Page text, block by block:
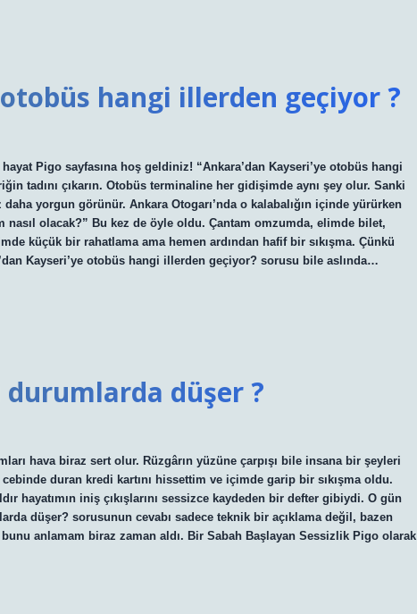
hangi illerden geçiyor ?
Pigo sayfasına hoş geldiniz! “Ankara’dan Kayseri’ye otobüs hangi
tadını çıkarın. Otobüs terminaline her gidişimde aynı şey olur. Sanki
yorgun görünür. Ankara Otogarı’nda o kalabalığın içinde yürürken
nasıl olacak?” Bu kez de öyle oldu. Çantam omzumda, elimde bilet,
küçük bir rahatlama ama hemen ardından hafif bir sıkışma. Çünkü
Kayseri’ye otobüs hangi illerden geçiyor? sorusu bile aslında…
düşer ?
hava biraz sert olur. Rüzgârın yüzüne çarpışı bile insana bir şeyleri
duran kredi kartını hissettim ve içimde garip bir sıkışma oldu.
hayatımın iniş çıkışlarını sessizce kaydeden bir defter gibiydi. O gün
düşer? sorusunun cevabı sadece teknik bir açıklama değil, bazen
bunu anlamam biraz zaman aldı. Bir Sabah Başlayan Sessizlik Pigo olarak